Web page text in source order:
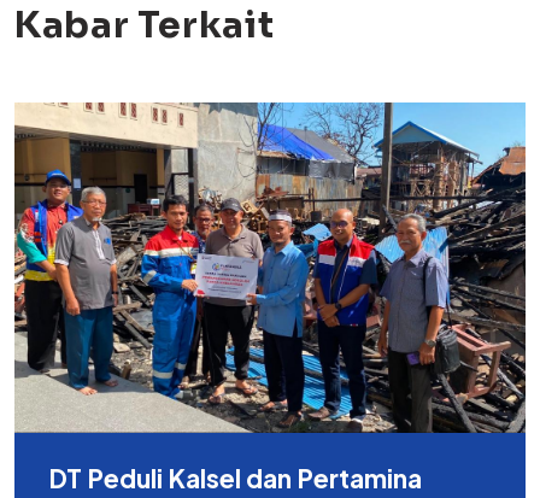
Kabar Terkait
DT Peduli Kalsel dan Pertamina